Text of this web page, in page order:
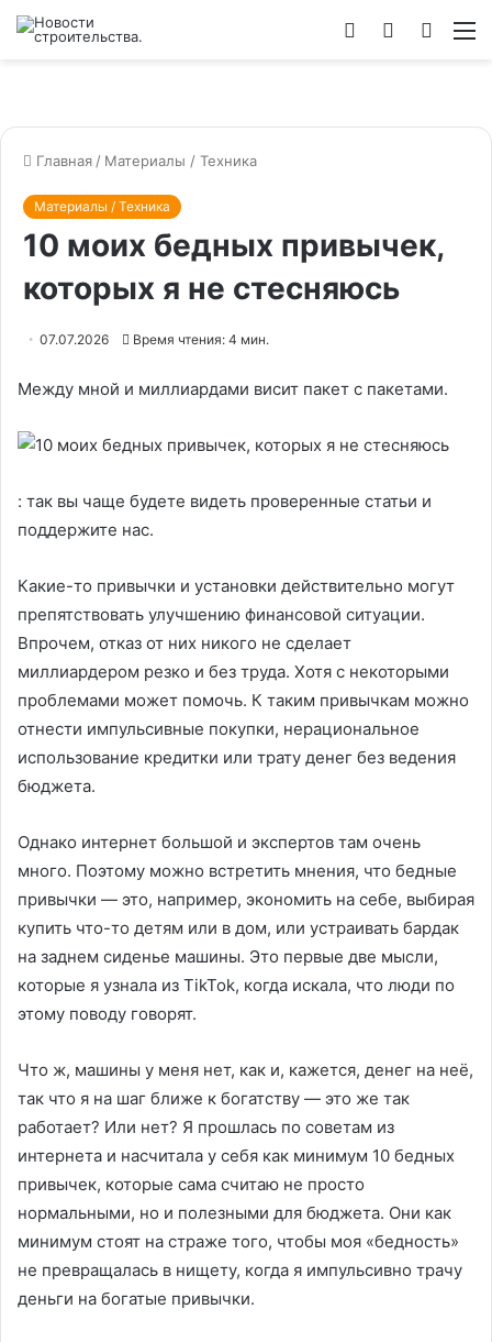
Switch
Войти
Главная / Материалы / Техника
Материалы / Техника
10 моих бедных привычек,
которых я не стесняюсь
07.07.2026 Время чтения: 4 мин.
Между мной и миллиардами висит пакет с пакетами.
: так вы чаще будете видеть проверенные статьи и
поддержите нас.
Какие-то привычки и установки действительно могут
препятствовать улучшению финансовой ситуации.
Впрочем, отказ от них никого не сделает
миллиардером резко и без труда. Хотя с некоторыми
проблемами может помочь. К таким привычкам можно
отнести импульсивные покупки, нерациональное
использование кредитки или трату денег без ведения
бюджета.
Однако интернет большой и экспертов там очень
много. Поэтому можно встретить мнения, что бедные
привычки — это, например, экономить на себе, выбирая
купить что-то детям или в дом, или устраивать бардак
на заднем сиденье машины. Это первые две мысли,
которые я узнала из TikTok, когда искала, что люди по
этому поводу говорят.
Что ж, машины у меня нет, как и, кажется, денег на неё,
так что я на шаг ближе к богатству — это же так
работает? Или нет? Я прошлась по советам из
интернета и насчитала у себя как минимум 10 бедных
привычек, которые сама считаю не просто
нормальными, но и полезными для бюджета. Они как
минимум стоят на страже того, чтобы моя «бедность»
не превращалась в нищету, когда я импульсивно трачу
деньги на богатые привычки.